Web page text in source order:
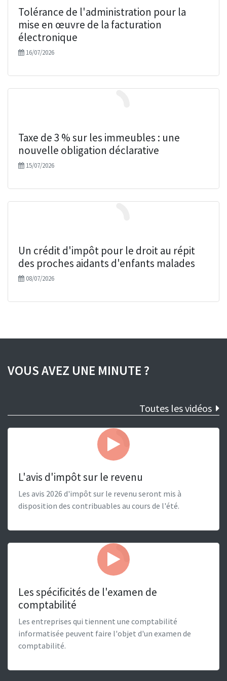
Absences et congés du salarié
Correspondance jours ouvrés/jours ouvrables
Tolérance de l'administration pour la
mise en œuvre de la facturation
électronique
16/07/2026
Taxe de 3 % sur les immeubles : une
nouvelle obligation déclarative
15/07/2026
Un crédit d'impôt pour le droit au répit
des proches aidants d'enfants malades
08/07/2026
VOUS AVEZ UNE MINUTE ?
Toutes les vidéos
L'avis d'impôt sur le revenu
Les avis 2026 d'impôt sur le revenu seront mis à
disposition des contribuables au cours de l'été.
Les spécificités de l'examen de
comptabilité
Les entreprises qui tiennent une comptabilité
informatisée peuvent faire l'objet d'un examen de
comptabilité.